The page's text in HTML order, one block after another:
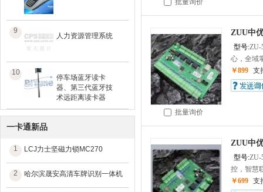
9
人力资源管理系统
10
停车场蓝牙读卡
器、第三代蓝牙技
术远距离读卡器
一卡通新品
1 LCJ力士坚磁力锁MC270
2 哈尔滨晟安高清车牌识别一体机
批量询价
批量询价
ZUU中
型号:ZU-
心，全域
￥899 支
ZUU中
型号:ZU-
控，智慧
￥699 支